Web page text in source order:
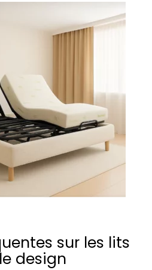
sur les lits
design